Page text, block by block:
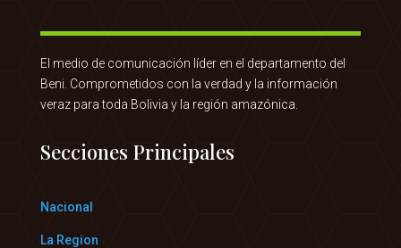
El medio de comunicación líder en el departamento del
Beni. Comprometidos con la verdad y la información
veraz para toda Bolivia y la región amazónica.
Secciones Principales
Nacional
La Region